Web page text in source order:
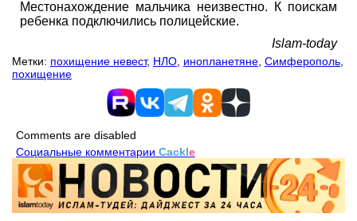
Местонахождение мальчика неизвестно. К поискам
ребенка подключились полицейские.
Islam-today
Метки: похищение невест, НЛО инопланетяне Симферополь
похищение
Comments are disabled
Социальные комментарии Cackle